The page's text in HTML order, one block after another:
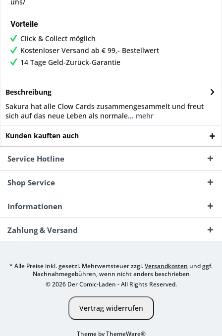
Vorteile
Click & Collect möglich
Kostenloser Versand ab € 99,- Bestellwert
14 Tage Geld-Zurück-Garantie
Beschreibung
Sakura hat alle Clow Cards zusammengesammelt und freut
sich auf das neue Leben als normale... mehr
Kunden kauften auch
Service Hotline
Shop Service
Informationen
Zahlung & Versand
* Alle Preise inkl. gesetzl. Mehrwertsteuer zzgl.Versandkosten und ggf.
Nachnahmegebühren, wenn nicht anders beschrieben
© 2026 Der Comic-Laden - All Rights Reserved.
Vertrag widerrufen
Theme byThemeWare®